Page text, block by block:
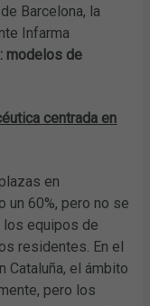
Barcelona, la
Infarma
modelos de
centrada en
en
un 60%, pero no se
los equipos de
residentes. En el
Cataluña, el ámbito
pero los